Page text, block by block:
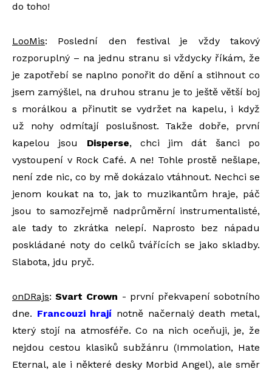
do toho!
LooMis: Poslední den festival je vždy takový
rozporuplný – na jednu stranu si vždycky říkám, že
je zapotřebí se naplno ponořit do dění a stihnout co
jsem zamýšlel, na druhou stranu je to ještě větší boj
s morálkou a přinutit se vydržet na kapelu, i když
už nohy odmítají poslušnost. Takže dobře, první
kapelou jsou Disperse, chci jim dát šanci po
vystoupení v Rock Café. A ne! Tohle prostě nešlape,
není zde nic, co by mě dokázalo vtáhnout. Nechci se
jenom koukat na to, jak to muzikantům hraje, páč
jsou to samozřejmě nadprůměrní instrumentalisté,
ale tady to zkrátka nelepí. Naprosto bez nápadu
poskládané noty do celků tvářících se jako skladby.
Slabota, jdu pryč.
onDRajs:Svart Crown - první překvapení sobotního
dne. Francouzi hrají notně načernalý death metal,
který stojí na atmosféře. Co na nich oceňuji, je, že
nejdou cestou klasiků subžánru (Immolation, Hate
Eternal, ale i některé desky Morbid Angel), ale směr